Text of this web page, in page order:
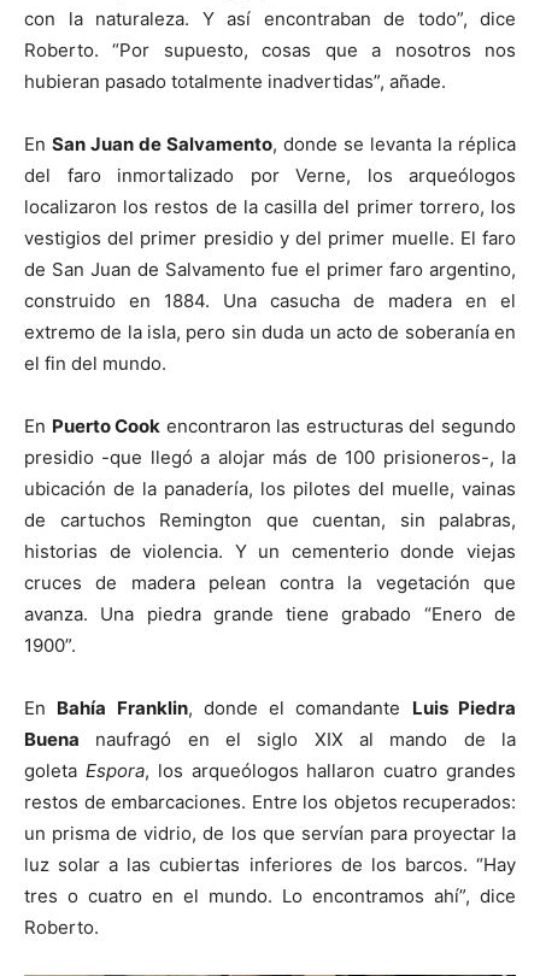
con la naturaleza. Y así encontraban de todo”, dice
Roberto. “Por supuesto, cosas que a nosotros nos
hubieran pasado totalmente inadvertidas”, añade.
En San Juan de Salvamento, donde se levanta la réplica
del faro inmortalizado por Verne, los arqueólogos
localizaron los restos de la casilla del primer torrero, los
vestigios del primer presidio y del primer muelle. El faro
de San Juan de Salvamento fue el primer faro argentino,
construido en 1884. Una casucha de madera en el
extremo de la isla, pero sin duda un acto de soberanía en
el fin del mundo.
En Puerto Cook encontraron las estructuras del segundo
presidio -que llegó a alojar más de 100 prisioneros-, la
ubicación de la panadería, los pilotes del muelle, vainas
de cartuchos Remington que cuentan, sin palabras,
historias de violencia. Y un cementerio donde viejas
cruces de madera pelean contra la vegetación que
avanza. Una piedra grande tiene grabado “Enero de
1900”.
En Bahía Franklin, donde el comandante Luis Piedra
Buena naufragó en el siglo XIX al mando de la
goleta Espora, los arqueólogos hallaron cuatro grandes
restos de embarcaciones. Entre los objetos recuperados:
un prisma de vidrio, de los que servían para proyectar la
luz solar a las cubiertas inferiores de los barcos. “Hay
tres o cuatro en el mundo. Lo encontramos ahí”, dice
Roberto.